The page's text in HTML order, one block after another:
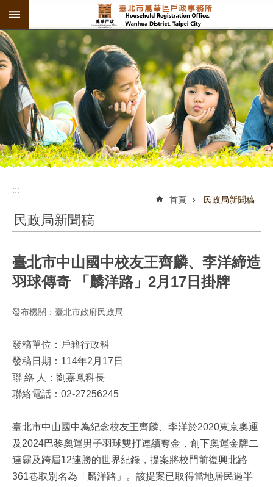
跳到主要內容區塊
:::
:::
首頁 民政局新聞稿
民政局新聞稿
臺北市中山國中校友王齊麟、李洋締造
羽球傳奇 「麟洋路」2月17日掛牌
發布機關：臺北市政府民政局
發稿單位：戶籍行政科
發稿日期：114年2月17日
聯 絡 人：劉嘉鳳科長
聯絡電話：02-27256245
臺北市中山國中為紀念校友王齊麟、李洋於2020東京奧運
及2024巴黎奧運男子羽球雙打連續奪金，創下奧運金牌二
連霸及跨屆12連勝的世界紀錄，提案將校門前復興北路
361巷取別名為「麟洋路」。該提案已取得當地居民過半